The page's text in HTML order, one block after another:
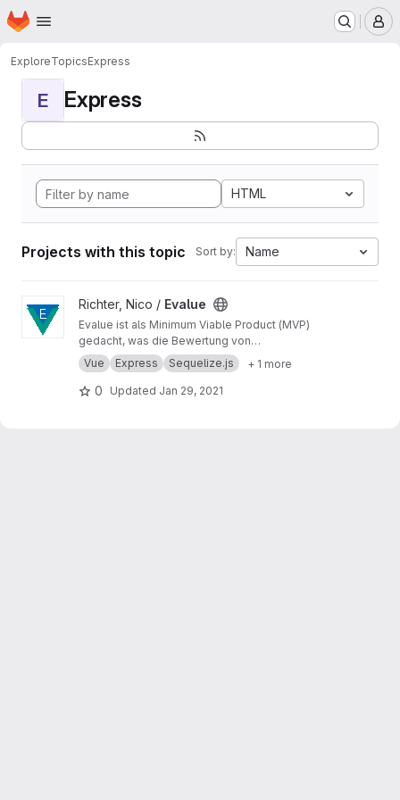
Skip to main content
Homepage
ExploreTopicsExpress
E Express
HTML
Projects with this topic Sort by: Name
View Evalue project
Richter, Nico / Evalue
Evalue ist als Minimum Viable Product (MVP)
gedacht, was die Bewertung von
audiovisuellen Medien vereinfacht, um
großflächig quantitative Umfragen durchführen
zu können.
Vue Express Sequelize.js + 1 more
0 Updated Jan 29, 2021